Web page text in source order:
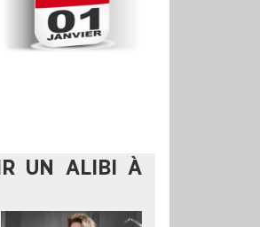
UN ALIBI À